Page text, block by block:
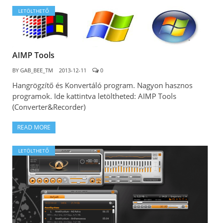
LETÖLTHETŐ
AIMP Tools
BY GAB_BEE_TM 2013-12-11 0
Hangrögzítő és Konvertáló program. Nagyon hasznos
programok. Ide kattintva letöltheted: AIMP Tools
(Converter&Recorder)
READ MORE
LETÖLTHETŐ